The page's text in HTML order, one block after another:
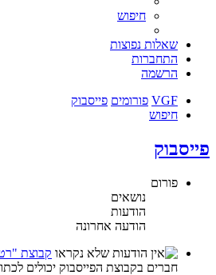
חיפוש
שאלות נפוצות
התחברות
הרשמה
VGF פורומים פייסבוק
חיפוש
פייסבוק
פורום
נושאים
הודעות
הודעה אחרונה
קבוצת
חברים בקבוצת הפייסבוק יכולים